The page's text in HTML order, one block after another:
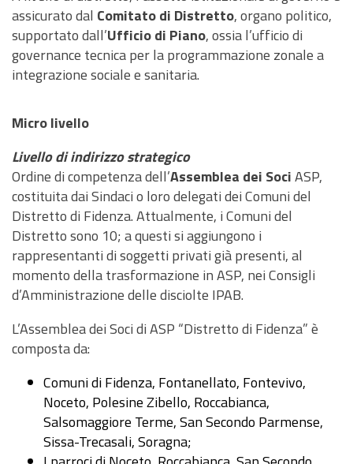
assicurato dal Comitato di Distretto, organo politico,
supportato dall’Ufficio di Piano, ossia l’ufficio di
governance tecnica per la programmazione zonale a
integrazione sociale e sanitaria.
Micro livello
Livello di indirizzo strategico
Ordine di competenza dell’Assemblea dei SociASP,
costituita dai Sindaci o loro delegati dei Comuni del
Distretto di Fidenza. Attualmente, i Comuni del
Distretto sono 10; a questi si aggiungono i
rappresentanti di soggetti privati già presenti, al
momento della trasformazione in ASP, nei Consigli
d’Amministrazione delle disciolte IPAB.
L’Assemblea dei Soci di ASP “Distretto di Fidenza” è
composta da:
Comuni di Fidenza, Fontanellato, Fontevivo,
Noceto, Polesine Zibello, Roccabianca,
Salsomaggiore Terme, San Secondo Parmense,
Sissa-Trecasali, Soragna;